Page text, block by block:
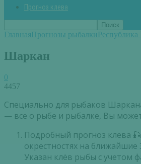
Прогноз клева
ГлавнаяПрогнозы рыбалкиРеспублика
Шаркан
0
4457
Специально для рыбаков
— все о рыбе и рыбалке, Вы
Подробный прогноз клева
окрестностях на ближайшие
Указан клёв рыбы с учетом